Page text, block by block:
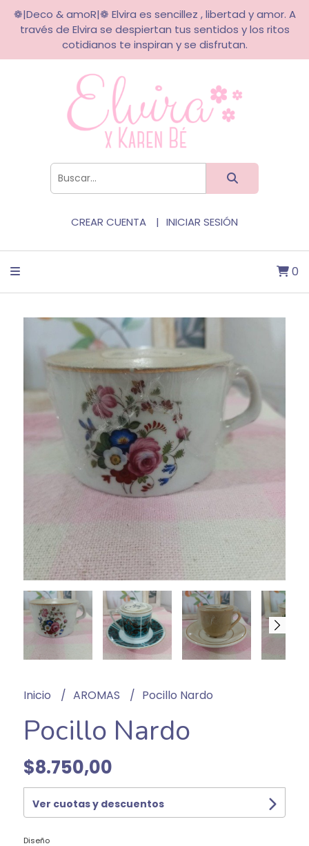
❁|Deco & amoR|❁ Elvira es sencillez , libertad y amor. A
través de Elvira se despiertan tus sentidos y los ritos
cotidianos te inspiran y se disfrutan.
CREAR CUENTA INICIAR SESIÓN
0
Inicio AROMAS Pocillo Nardo
Pocillo Nardo
$8.750,00
Ver cuotas y descuentos
Diseño